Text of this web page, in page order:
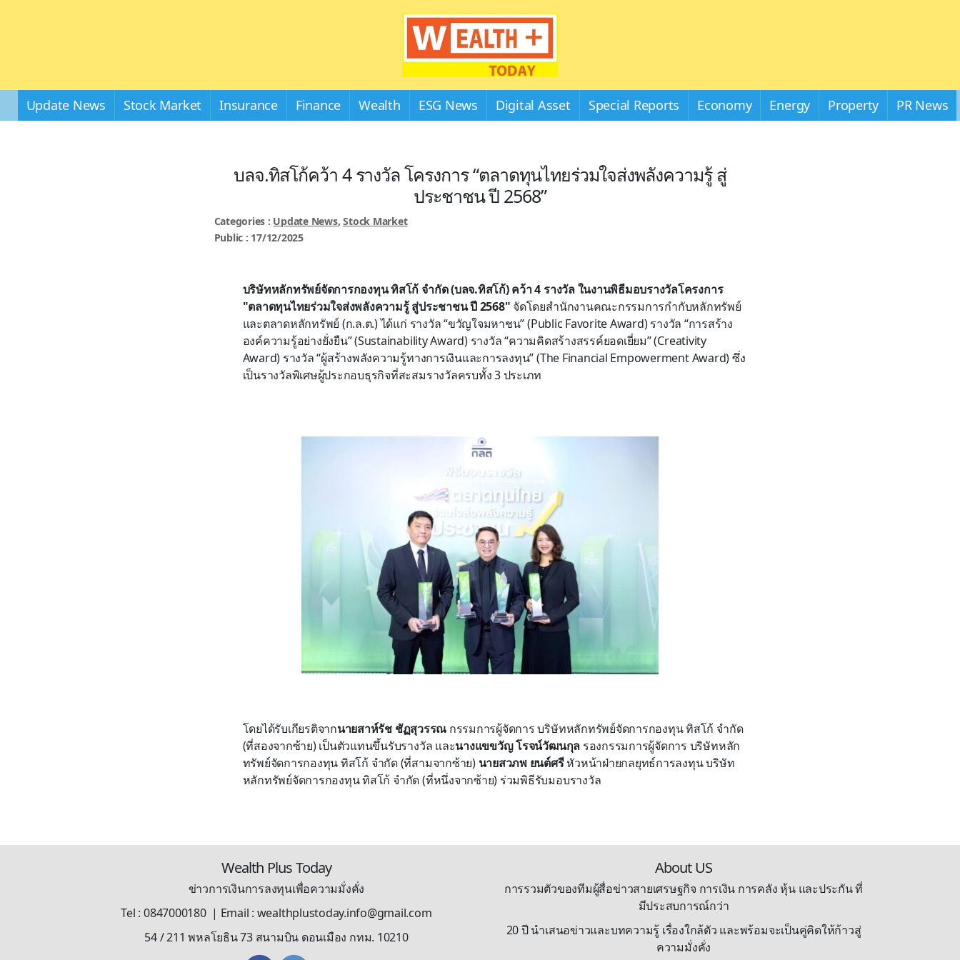
Update News Stock Market Insurance Finance Wealth ESG News Digital Asset Special Reports Economy Energy Property PR News
บลจ.ทิสโก้คว้า 4 รางวัล โครงการ “ตลาดทุนไทยร่วมใจส่งพลังความรู้ สู่
ประชาชน ปี 2568”
Categories : Update News,Stock Market
Public : 17/12/2025
บริษัทหลักทรัพย์จัดการกองทุน ทิสโก้ จำกัด (บลจ.ทิสโก้) คว้า 4 รางวัล ในงานพิธีมอบรางวัลโครงการ
"ตลาดทุนไทยร่วมใจส่งพลังความรู้ สู่ประชาชน ปี 2568" จัดโดยสำนักงานคณะกรรมการกำกับหลักทรัพย์
และตลาดหลักทรัพย์ (ก.ล.ต.) ได้แก่ รางวัล “ขวัญใจมหาชน” (Public Favorite Award) รางวัล “การสร้าง
องค์ความรู้อย่างยั่งยืน” (Sustainability Award) รางวัล “ความคิดสร้างสรรค์ยอดเยี่ยม” (Creativity
Award) รางวัล “ผู้สร้างพลังความรู้ทางการเงินและการลงทุน” (The Financial Empowerment Award) ซึ่ง
เป็นรางวัลพิเศษผู้ประกอบธุรกิจที่สะสมรางวัลครบทั้ง 3 ประเภท
โดยได้รับเกียรติจากนายสาห์รัช ชัฏสุวรรณ กรรมการผู้จัดการ บริษัทหลักทรัพย์จัดการกองทุน ทิสโก้ จำกัด
(ที่สองจากซ้าย) เป็นตัวแทนขึ้นรับรางวัล และนางแขขวัญ โรจน์วัฒนกุล รองกรรมการผู้จัดการ บริษัทหลัก
ทรัพย์จัดการกองทุน ทิสโก้ จำกัด (ที่สามจากซ้าย)นายสวภพ ยนต์ศรีหัวหน้าฝ่ายกลยุทธ์การลงทุน บริษัท
หลักทรัพย์จัดการกองทุน ทิสโก้ จำกัด (ที่หนึ่งจากซ้าย) ร่วมพิธีรับมอบรางวัล
Wealth Plus Today
ข่าวการเงินการลงทุนเพื่อความมั่งคั่ง
Tel : 0847000180 | Email : wealthplustoday.info@gmail.com
54 / 211 พหลโยธิน 73 สนามบิน ดอนเมือง กทม. 10210
About US
การรวมตัวของทีมผู้สื่อข่าวสายเศรษฐกิจ การเงิน การคลัง หุ้น และประกัน ที่
มีประสบการณ์กว่า
20 ปี นำเสนอข่าวและบทความรู้ เรื่องใกล้ตัว และพร้อมจะเป็นคู่คิดให้ก้าวสู่
ความมั่งคั่ง